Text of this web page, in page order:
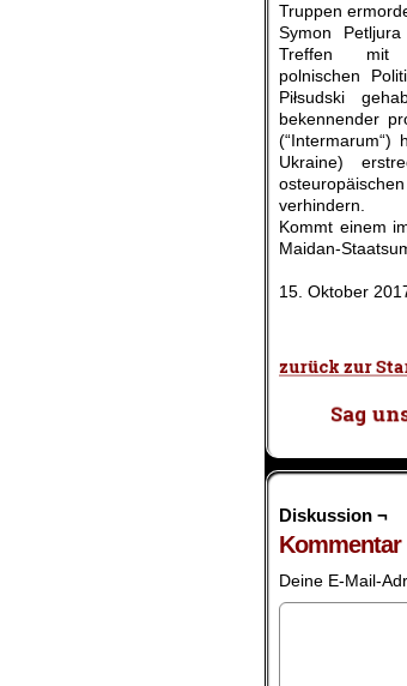
Truppen
Symon
Treffen mit
polnischen
Piłsudski
bekennender
Ukraine)
verhindern.
Kommt einem
Maidan-
15. Oktober
Diskussion ¬
Kommentar
Deine E-Mail-